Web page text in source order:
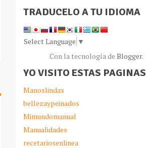
TRADUCELO A TU IDIOMA
Select Language ▼
Con la tecnología de Blogger.
YO VISITO ESTAS PAGINAS
Manoslindas
bellezaypeinados
Mimundomanual
Manualidades
recetariosenlinea